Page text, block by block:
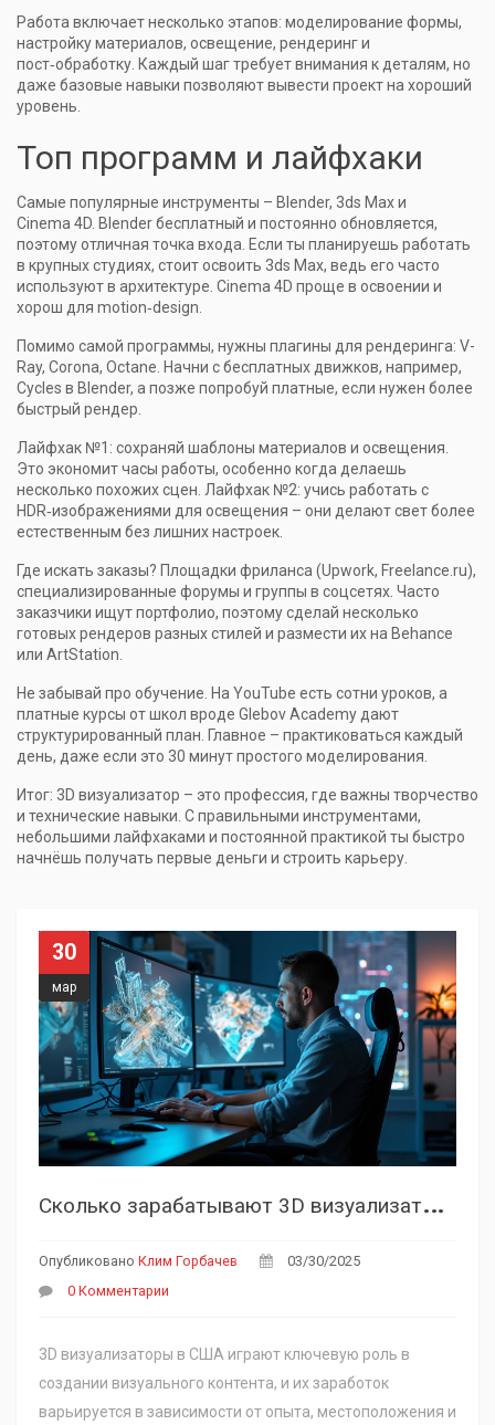
Работа включает несколько этапов: моделирование формы,
настройку материалов, освещение, рендеринг и
пост‑обработку. Каждый шаг требует внимания к деталям, но
даже базовые навыки позволяют вывести проект на хороший
уровень.
Топ программ и лайфхаки
Самые популярные инструменты – Blender, 3ds Max и
Cinema 4D. Blender бесплатный и постоянно обновляется,
поэтому отличная точка входа. Если ты планируешь работать
в крупных студиях, стоит освоить 3ds Max, ведь его часто
используют в архитектуре. Cinema 4D проще в освоении и
хорош для motion‑design.
Помимо самой программы, нужны плагины для рендеринга: V-
Ray, Corona, Octane. Начни с бесплатных движков, например,
Cycles в Blender, а позже попробуй платные, если нужен более
быстрый рендер.
Лайфхак №1: сохраняй шаблоны материалов и освещения.
Это экономит часы работы, особенно когда делаешь
несколько похожих сцен. Лайфхак №2: учись работать с
HDR‑изображениями для освещения – они делают свет более
естественным без лишних настроек.
Где искать заказы? Площадки фриланса (Upwork, Freelance.ru),
специализированные форумы и группы в соцсетях. Часто
заказчики ищут портфолио, поэтому сделай несколько
готовых рендеров разных стилей и размести их на Behance
или ArtStation.
Не забывай про обучение. На YouTube есть сотни уроков, а
платные курсы от школ вроде Glebov Academy дают
структурированный план. Главное – практиковаться каждый
день, даже если это 30 минут простого моделирования.
Итог: 3D визуализатор – это профессия, где важны творчество
и технические навыки. С правильными инструментами,
небольшими лайфхаками и постоянной практикой ты быстро
начнёшь получать первые деньги и строить карьеру.
30
мар
С
колько зарабатывают 3D визуализаторы в США?
Опубликовано Клим Горбачев
03/30/2025
0 Комментарии
3D визуализаторы в США играют ключевую роль в
создании визуального контента, и их заработок
варьируется в зависимости от опыта, местоположения и